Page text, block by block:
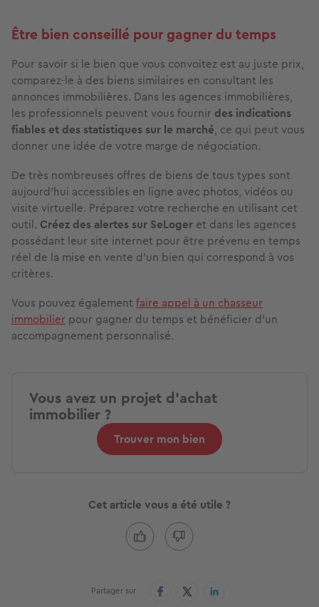
Être bien conseillé pour gagner du temps
Pour savoir si le bien que vous convoitez est au juste prix,
comparez-le à des biens similaires en consultant les
annonces immobilières. Dans les agences immobilières,
les professionnels peuvent vous fournir des indications
fiables et des statistiques sur le marché, ce qui peut vous
donner une idée de votre marge de négociation.
De très nombreuses offres de biens de tous types sont
aujourd’hui accessibles en ligne avec photos, vidéos ou
visite virtuelle. Préparez votre recherche en utilisant cet
outil. Créez des alertes sur SeLoger et dans les agences
possédant leur site internet pour être prévenu en temps
réel de la mise en vente d’un bien qui correspond à vos
critères.
Vous pouvez également faire appel à un chasseur
immobilier pour gagner du temps et bénéficier d’un
accompagnement personnalisé.
Vous avez un projet d'achat
immobilier ?
Trouver mon bien
Cet article vous a été utile ?
Partager sur